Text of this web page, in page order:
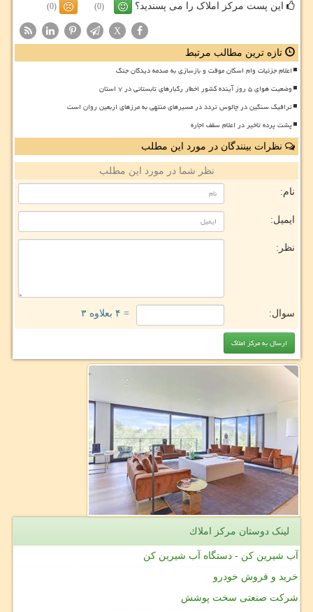
این پست مرکز املاک را می پسندید؟ (0)
(0)
X
تازه ترین مطالب مرتبط
اعلام جزئیات وام اسکان موقت و بازسازی به صدمه دیدگان جنگ
وضعیت هوای ۵ روز آینده کشور اخطار رگبارهای تابستانی در ۷ استان
ترافیک سنگین در چالوس تردد در مسیرهای منتهی به مرزهای اربعین روان است
پشت پرده تاخیر در اعلام سقف اجاره
نظرات بینندگان در مورد این مطلب
نظر شما در مورد این مطلب
نام:
ایمیل:
نظر:
سوال: = ۴ بعلاوه ۳
لینک دوستان مركز املاك
آب شیرین کن - دستگاه آب شیرین کن
خرید و فروش خودرو
شرکت صنعتی سخت پوشش